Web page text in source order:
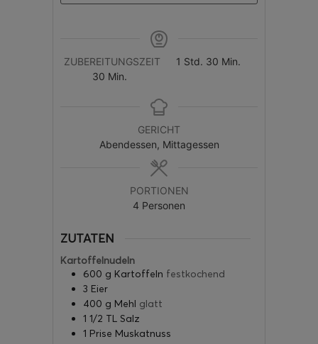
ZUBEREITUNGSZEIT
30 Min.
1 Std. 30 Min.
GERICHT
Abendessen, Mittagessen
PORTIONEN
4 Personen
ZUTATEN
Kartoffelnudeln
600 g Kartoffeln festkochend
3 Eier
400 g Mehl glatt
1 1/2 TL Salz
1 Prise Muskatnuss